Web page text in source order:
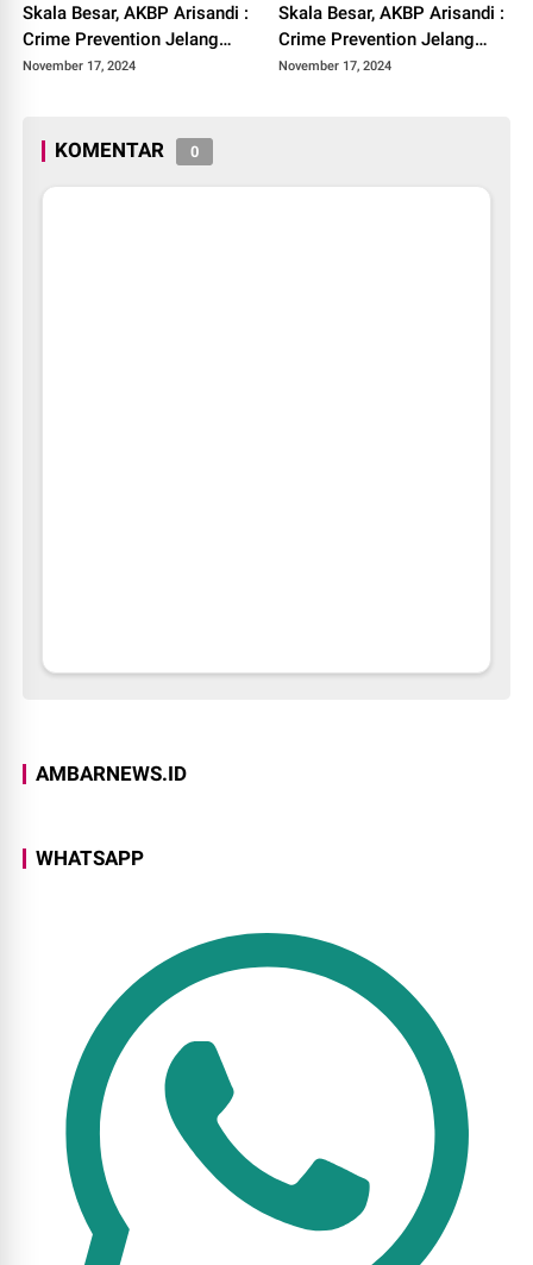
Skala Besar, AKBP Arisandi :
Crime Prevention Jelang
Pilkada
November 17, 2024
Skala Besar, AKBP Arisandi :
Crime Prevention Jelang
Pilkada
November 17, 2024
KOMENTAR 0
AMBARNEWS.ID
WHATSAPP